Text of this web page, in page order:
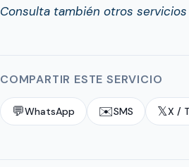
Consulta también otros
COMPARTIR ESTE SERVICIO
💬WhatsApp ✉️SMS 𝕏X /